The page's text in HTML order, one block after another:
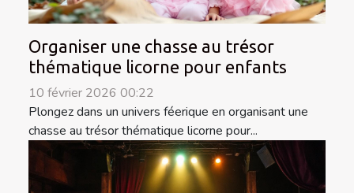
Organiser une chasse au trésor
thématique licorne pour enfants
10 février 2026 00:22
Plongez dans un univers féerique en organisant une
chasse au trésor thématique licorne pour...